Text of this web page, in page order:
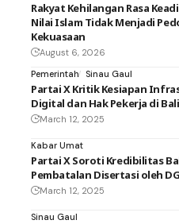
Rakyat Kehilangan Rasa
Nilai Islam Tidak Menjadi
Kekuasaan
August 6, 2026
Pemerintah
Sinau Gaul
Partai X Kritik Kesiapan
Digital dan Hak Pekerja di
March 12, 2025
Kabar Umat
Partai X Soroti Kredibilitas
Pembatalan Disertasi oleh
March 12, 2025
Sinau Gaul